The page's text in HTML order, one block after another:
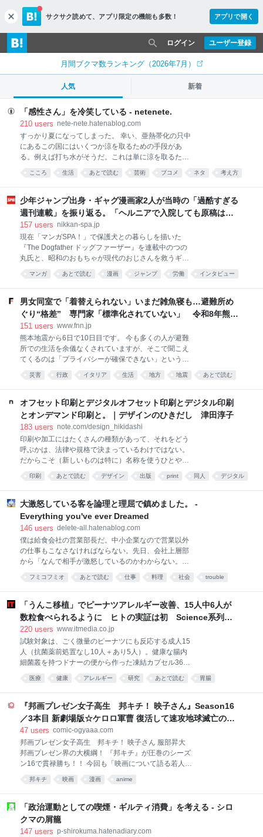
c
l
o
s
サクサク読めて、 アプリ限定の機能も多数！ アプリで開く
ユーザー登録
ログイン
月間ブクマ数ランキング（2026年7月）
人気 新着
「感性さん」を冷笑している - netenete.
210 users nete-nete.hatenablog.com
すっかり夏になってしまった。 幸い、亜熱帯化の只中
にあるこの国にはいくつか涼を取るための手段があ
る。例えば打ち水がそうだ。これは単に涼を取るため
の工夫を超えて、夏の風物詩として日本の夏文化の一
部となった。こうした例は他にもある。すだれ、風
使う冷笑語に「感性さん」がある。ここ1年くらいで
思いついた概念だ。 感性さんの例を挙げよう。以下は
ツイッターで拾った事例だが、特定を避けるために一
ほしい。 すごい。 半日で読み切って、そのあとの半日
は茫然とした。 一生忘れられないかもしれない。すべ
ての文章を記憶しておきたい。 理解を超越するものに
出逢った。名付けられない涙がでた。 すごい。 みん
川賞候補だったんだ
こころ 生活 あとで読む 芸術 ブコメ ネタ 考え方
少年ジャンプ出身・ギャグ漫画家2人が当時の「過酷すぎる
週刊連載」を振り返る。「ヘルニアで入院しても原稿は落
とさない」ストイックな舞台裏 | 日刊SPA!
157 users nikkan-spa.jp
現在「マンガSPA！」で保護犬との暮らしを描いた
『The Dogfather ドッグファーザー』を連載中のつの
丸氏と、昭和のおもちゃが現代のおじさんを救うギャ
グ漫画『令和のおもちゃ ウーピン』を連載する大石浩
二氏。8月4日には、上記2作品の第1巻が同時発売され
は『いぬまるだしっ』など、『週刊少年ジャンプ』連
載陣だったことでも知られる両氏に、過酷すぎる当時
の週刊連載について振り返ってもらった。 ──お二人
がXに投稿した、つの丸先生の写真がネットで大きな
話題になっていました。 大石：偶然なんです。新人ギ
ャグ漫画の審査会である手塚賞・赤塚賞の受賞者と撮
った写真をXに上げたら、諸事情で「消してくれ」と
で消し
マンガ あとで読む 漫画 ジャンプ 労働 インタビュー
男女同室で「着替えられない」いまだ雑魚寝も…避難所め
ぐり“格差” 専門家「標準化されていない」 令和8年熊本
地震｜FNNプライムオンライン
151 users www.fnn.jp
熊本地震から6日で10日目です。 今も多くの人が避難
所での生活を余儀なくされていますが、そこで聞こえ
てくるのは「プライバシーが確保できない」という声
です。 避難所を巡っては、海外ではプライバシーに配
慮した環境づくりが進んでいます。 日本との違いはど
上最高となる39.0度を記録した被災地・熊本。 台風13
号に備え、ブルーシートを配布する男性は汗をにじま
せながら作業にあたっていました。 そんな中、震度7
を記録した宇城市の避難所では6日、様々な情報を共
有できる「デジタルサイネージ」が設置されたもの
の、被災者たちはいまだに「雑魚寝」やソファでの生
活を強いられていて、パーティションもなく、プライ
バシーは守られていません。 この避難所に身を寄せる
多く聞か
災害 行政 イタリア 生活 地方 地震 あとで読む
オフセット印刷とデジタルオフセット印刷とデジタル印刷
とオンデマンド印刷と。｜デザインのひきだし 津田淳子
183 users note.com/design_hikidashi
印刷や加工にはたくさんの種類があって、それをどう
呼ぶかは、法律や規格で決まっているわけではない。
だからこそ（新しいものは特に）名称を使うひとや会
社によって違っていたりもする。それが混乱のもとに
なることもあるので、私なりに整理をしてみたいと思
仲間たちについて説明しよう。 オフセット印刷とは？
オフセット印刷はよく聞く名前だと思う。多くの場合
は、PS版と呼ばれる平らな版を使って印刷する手法の
になんで刷れるの？ と思うかもしれないが、これは
平たい版の表面を親油性と親水性とに性質を分けるこ
とで、親油性の部分にのみインキがついて、絵柄や文
字を印刷できるのだ。 今、さらっと「平版印刷とも呼
た場合には、平版印刷を
印刷 あとで読む デザイン 出版 print 同人 デジタル
大激怒している客を論理と理屈で鎮めました。 -
Everything you've ever Dreamed
146 users delete-all.hatenablog.com
僕は給食会社の営業部長だ。中小企業なので営業以外
の仕事もこなさなければならない。先日、会社上層部
から「なんで相手が激怒しているのかわからない。何
とかしてくれ」と泣きつかれて後処理を任された。
「あなたが相手から嫌われているだけでは？」という
の悪いことは聞こえないみたいだ。話を聞くと、クレ
ーム対応で向かった客先で理不尽なほど激烈に怒られ
たらしい。 問題はS県で給食業務を受託している施設
に通ってなくて赤いままだったのだ。施設利用者に届
く前の検食で発覚したので実害はなかった。指摘され
てその場で謝罪、ただちに調理し直して提供した。施
設からは原因の究明と対応策を求められた。ところが
対応がなされないなら解約も考える
フミコフミオ あとで読む 仕事 料理 社会 trouble
「うんこ移植」でピーナツアレルギー改善、15人中6人が
数粒食べられるように ヒトの実証は初 Science系列誌
掲載
220 users www.itmedia.co.jp
試験対象は、ごく微量のピーナツにも反応する成人15
人（抗菌薬前処置なし10人＋あり5人）。健康な腸内
細菌叢を持つドナーの便から作った凍結カプセル36個
を、数時間かけて服用してもらった。 その結果、4カ
月後に調査で、10人中3人がピーナツを数粒食べられ
薬を投与し、患者自身の腸内細菌を減らして移植菌が
定着するかを確かめた。すると、5人中3人で改善が見
られ、反応が出るまでに4粒を超えるピーナツを食べ
めたことを示唆する結果が出た。改善したのは全体で
15人中6人で、安全性の問題は報告されなかった。 チ
ームは過去の研究で、食物アレルギーを持つ乳児の便
を、アレルギーを起こしやすい系統のマウスに移植す
をいくつか特定
医療 健康 アレルギー 研究 あとで読む 胃腸
『邦画プレゼン女子高生 邦キチ！ 映子さん』Season16
／3本目 新劇場版☆ケロロ軍曹 復活して速攻地球滅亡の危
機であります！ - 服部昇大 | COMIC OGYAAA!!
47 users comic-ogyaaa.com
邦画プレゼン女子高生 邦キチ！ 映子さん 服部昇大
邦画プレゼン界の大横綱！ 『邦キチ』が圧巻のシーズ
ン16で貫禄勝ち！！ 今回も「映画について語る若人の
部」を舞台に、比類なき邦画中毒女子高生・邦キチ
が、まずまずの洋画好きな部長・洋一を相手に絶妙な
プレゼン！！プレゼン！！！ その視点、その愛情、そ
の圧力ーー。全てにおいてシーズン15を凌駕ッ！！ 銀
河系初の邦画プレゼン漫画、…今回もがっぷり四つで
邦キチ 映画 漫画 anime
「政治運動としての喫煙・ギルティ消費」を考える - シロ
クマの屑籠
147 users p-shirokuma.hatenadiary.com